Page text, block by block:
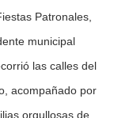
Patronales,
municipal
las calles del
acompañado por
orgullosas de